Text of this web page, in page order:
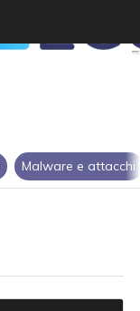
Malware e attacchi